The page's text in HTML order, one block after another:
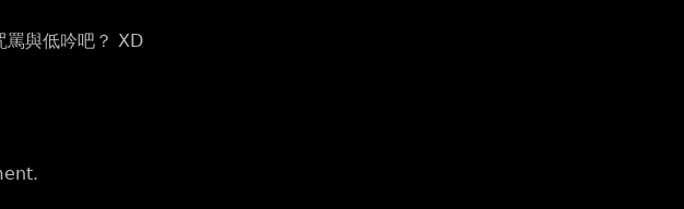
罵與低吟吧？ XD